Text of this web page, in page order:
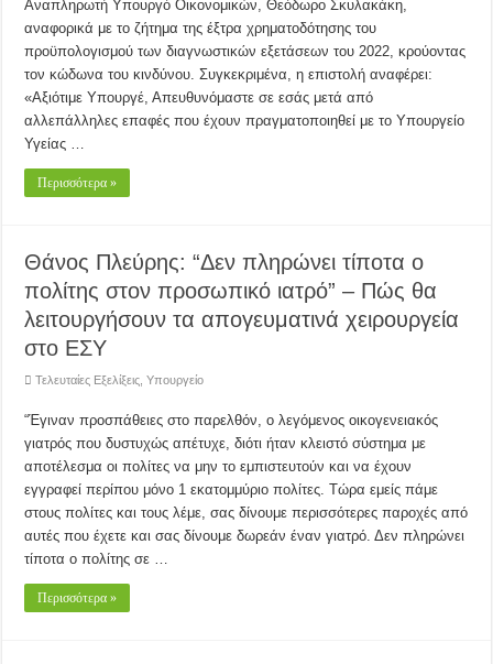
Αναπληρωτή Υπουργό Οικονομικών, Θεόδωρο Σκυλακάκη,
αναφορικά με το ζήτημα της έξτρα χρηματοδότησης του
προϋπολογισμού των διαγνωστικών εξετάσεων του 2022, κρούοντας
τον κώδωνα του κινδύνου. Συγκεκριμένα, η επιστολή αναφέρει:
«Αξιότιμε Υπουργέ, Απευθυνόμαστε σε εσάς μετά από
αλλεπάλληλες επαφές που έχουν πραγματοποιηθεί με το Υπουργείο
Υγείας …
Περισσότερα »
Θάνος Πλεύρης: “Δεν πληρώνει τίποτα ο
πολίτης στον προσωπικό ιατρό” – Πώς θα
λειτουργήσουν τα απογευματινά χειρουργεία
στο ΕΣΥ
Τελευταίες Εξελίξεις ,Υπουργείο
“Έγιναν προσπάθειες στο παρελθόν, ο λεγόμενος οικογενειακός
γιατρός που δυστυχώς απέτυχε, διότι ήταν κλειστό σύστημα με
αποτέλεσμα οι πολίτες να μην το εμπιστευτούν και να έχουν
εγγραφεί περίπου μόνο 1 εκατομμύριο πολίτες. Τώρα εμείς πάμε
στους πολίτες και τους λέμε, σας δίνουμε περισσότερες παροχές από
αυτές που έχετε και σας δίνουμε δωρεάν έναν γιατρό. Δεν πληρώνει
τίποτα ο πολίτης σε …
Περισσότερα »